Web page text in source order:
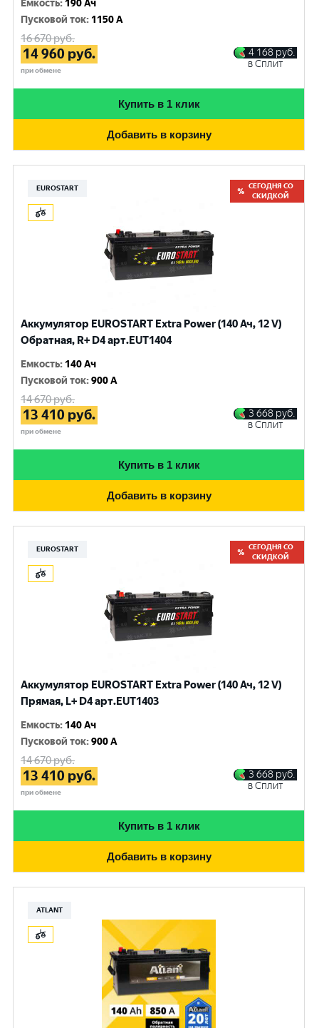
Емкость: 190 Ач
Пусковой ток: 1150 A
16 670руб.
14 960 руб.
при обмене
4 168 руб.
в Сплит
Купить в 1 клик
Добавить в корзину
EUROSTART
СЕГОДНЯ СО
СКИДКОЙ
Аккумулятор EUROSTART Extra Power (140 Ач, 12 V)
Обратная, R+ D4 арт.EUT1404
Емкость: 140 Ач
Пусковой ток:900 A
14 670руб.
13 410 руб.
при обмене
3 668 руб.
в Сплит
Купить в 1 клик
Добавить в корзину
EUROSTART
СЕГОДНЯ СО
СКИДКОЙ
Аккумулятор EUROSTART Extra Power (140 Ач, 12 V)
Прямая, L+ D4 арт.EUT1403
Емкость: 140 Ач
Пусковой ток:900 A
14 670руб.
13 410 руб.
при обмене
3 668 руб.
в Сплит
Купить в 1 клик
Добавить в корзину
ATLANT